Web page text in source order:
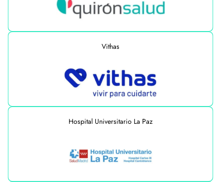
Vithas
Hospital Universitario La Paz